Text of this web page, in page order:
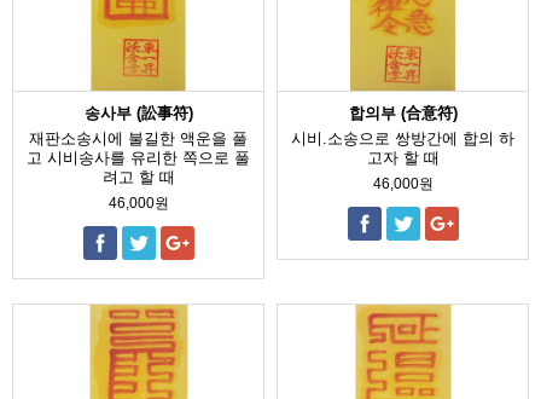
송사부 (訟事符)
재판소송시에 불길한 액운을 풀
고 시비송사를 유리한 쪽으로 풀
려고 할 때
46,000원
합의부 (合意符)
시비.소송으로 쌍방간에 합의 하
고자 할 때
46,000원